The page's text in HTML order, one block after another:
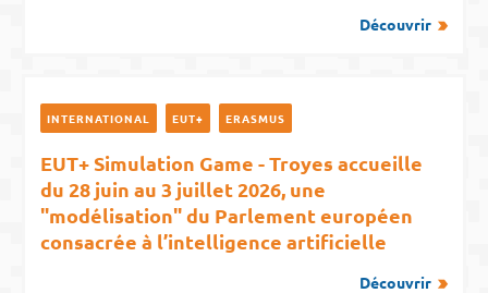
Découvrir
INTERNATIONAL EUT+ ERASMUS
EUT+ Simulation Game - Troyes accueille
du 28 juin au 3 juillet 2026, une
"modélisation" du Parlement européen
consacrée à l’intelligence artificielle
Découvrir